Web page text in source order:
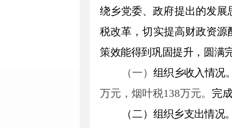
绕乡党委、政府提出的发展
税改革，切实提高财政资
策效能得到巩固提升， 圆满
（一） 组织乡收入情况。
万元，烟叶税138万元。 完
（二） 组织乡支出情况